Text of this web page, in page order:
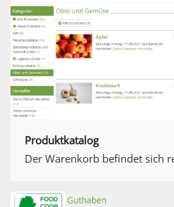
Produktkatalog
Der Warenkorb befindet sich